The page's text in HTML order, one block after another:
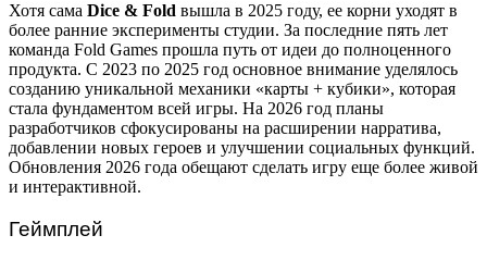
Хотя сама Dice & Fold вышла в 2025 году, ее корни уходят в
более ранние эксперименты студии. За последние пять лет
команда Fold Games прошла путь от идеи до полноценного
продукта. С 2023 по 2025 год основное внимание уделялось
созданию уникальной механики «карты + кубики», которая
стала фундаментом всей игры. На 2026 год планы
разработчиков сфокусированы на расширении нарратива,
добавлении новых героев и улучшении социальных функций.
Обновления 2026 года обещают сделать игру еще более живой
и интерактивной.
Геймплей